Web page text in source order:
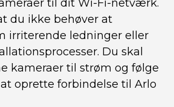
til dit Wi-Fi-netværk.
du ikke behøver at
irriterende ledninger eller
Du skal
kameraer til strøm og følge
oprette forbindelse til Arlo